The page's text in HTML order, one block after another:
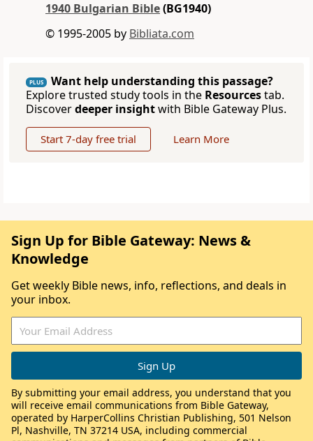
1940 Bulgarian Bible(BG1940)
© 1995-2005 by Bibliata.com
PLUS
Want help understanding this passage?
Explore trusted study tools in the Resourcestab.
Discoverdeeper insightwith Bible Gateway Plus.
Start 7-day free trial Learn More
Sign Up for Bible Gateway: News &
Knowledge
Get weekly Bible news, info, reflections, and deals in
your inbox.
By submitting your email address, you understand that you
will receive email communications from Bible Gateway,
operated by HarperCollins Christian Publishing, 501 Nelson
Pl, Nashville, TN 37214 USA, including commercial